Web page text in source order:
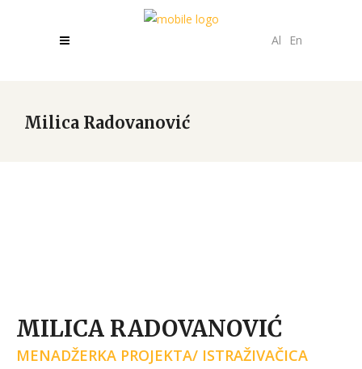
Al En
Milica Radovanović
MILICA RADOVANOVIĆ
MENADŽERKA PROJEKTA/ ISTRAŽIVAČICA